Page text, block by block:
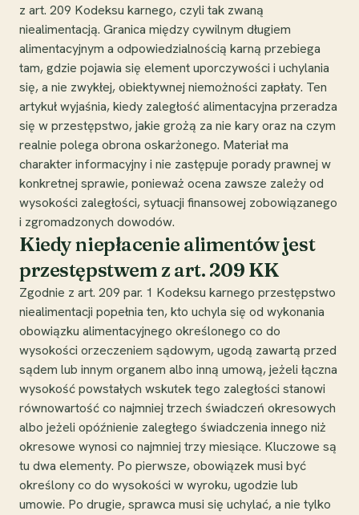
z art. 209 Kodeksu karnego, czyli tak zwaną
niealimentacją. Granica między cywilnym długiem
alimentacyjnym a odpowiedzialnością karną przebiega
tam, gdzie pojawia się element uporczywości i uchylania
się, a nie zwykłej, obiektywnej niemożności zapłaty. Ten
artykuł wyjaśnia, kiedy zaległość alimentacyjna przeradza
się w przestępstwo, jakie grożą za nie kary oraz na czym
realnie polega obrona oskarżonego. Materiał ma
charakter informacyjny i nie zastępuje porady prawnej w
konkretnej sprawie, ponieważ ocena zawsze zależy od
wysokości zaległości, sytuacji finansowej zobowiązanego
i zgromadzonych dowodów.
Kiedy niepłacenie alimentów jest
przestępstwem z art. 209 KK
Zgodnie z art. 209 par. 1 Kodeksu karnego przestępstwo
niealimentacji popełnia ten, kto uchyla się od wykonania
obowiązku alimentacyjnego określonego co do
wysokości orzeczeniem sądowym, ugodą zawartą przed
sądem lub innym organem albo inną umową, jeżeli łączna
wysokość powstałych wskutek tego zaległości stanowi
równowartość co najmniej trzech świadczeń okresowych
albo jeżeli opóźnienie zaległego świadczenia innego niż
okresowe wynosi co najmniej trzy miesiące. Kluczowe są
tu dwa elementy. Po pierwsze, obowiązek musi być
określony co do wysokości w wyroku, ugodzie lub
umowie. Po drugie, sprawca musi się uchylać, a nie tylko